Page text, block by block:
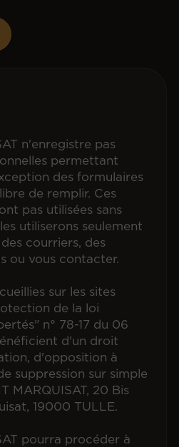
n'enregistre pas
permettant
des formulaires
de remplir. Ces
pas utilisées sans
utiliserons seulement
courriers, des
ou vous contacter.
sur les sites
de la loi
n° 78-17 du 06
d'un droit
d'opposition à
suppression sur simple
MARQUISAT, 20 Bis
19000 TULLE.
pourra procéder à